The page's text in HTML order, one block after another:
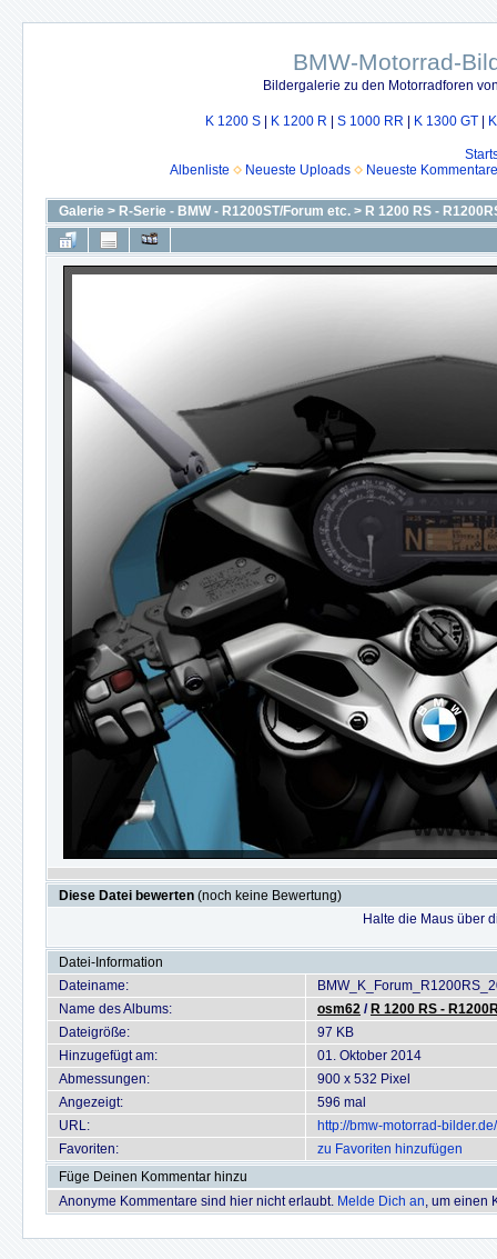
BMW-Motorrad-
Bildergalerie zu den Motorradforen
K 1200 S K 1200 R S 1000 RR K 1300 GT
Albenliste
Neueste Uploads Neueste Kommentare
Galerie > R-Serie - BMW - R1200ST/Forum etc. > R 1200 RS -
Diese Datei bewerten (noch keine Bewertung)
Halte die Maus über
Datei-Information
Dateiname:
Name des Albums:
osm62 / R 1200 RS -
Dateigröße:
97 KB
Hinzugefügt am:
01. Oktober 2014
Abmessungen:
900 x 532 Pixel
Angezeigt:
596 mal
URL:
http://bmw-motorrad-
Favoriten:
zu Favoriten hinzufügen
Füge Deinen Kommentar hinzu
Anonyme Kommentare sind hier nicht erlaubt. Melde Dich an, um einen